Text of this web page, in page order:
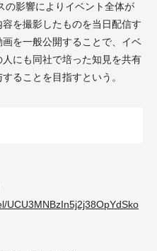
の影響によりイベント全体が
を撮影したものを当日配信す
を一般公開することで、イベ
にも同社で培った知見を共有
ることを目指すという。
UCU3MNBzIn5j2j38OpYdSko